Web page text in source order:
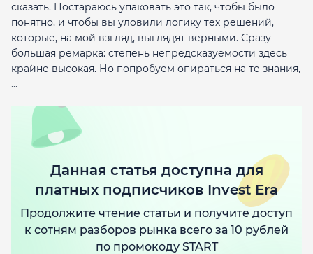
сказать. Постараюсь упаковать это так, чтобы было
понятно, и чтобы вы уловили логику тех решений,
которые, на мой взгляд, выглядят верными. Сразу
большая ремарка: степень непредсказуемости здесь
крайне высокая. Но попробуем опираться на те знания,
...
Данная статья доступна для
платных подписчиков Invest Era
Продолжите чтение статьи и получите доступ
к сотням разборов рынка всего за 10 рублей
по промокоду START